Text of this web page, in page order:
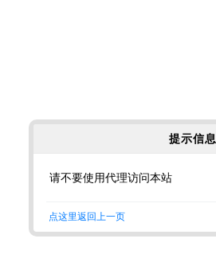
提示信息
请不要使用代理访问本站
点这里返回上一页